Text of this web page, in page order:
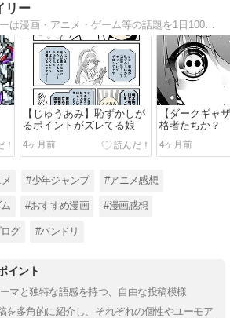
リー
にじげん！デイリーは漫画・アニメ・ゲーム等の話題を1日100本以上更新するまとめサイトです。今期アニメやバンドリ！(MyGO!!!!!＆Ave Mujica)・ガンダム・グラブル・ウマ娘・ポケモン・ジャンプ作品最新話の感想など。
【じゅうあみ】恥ずかしが
るポイントがズレてる娘
4ヶ月前
【ダークギャ
格者たちか？
4ヶ月前
#少年ジャンプ #アニメ感想
#おすすめ漫画 #漫画感想
グ #バンドリ
イント
マと独特な語感を持つ、自由な投稿模様
を多角的に紹介し、それぞれの個性やユーモア